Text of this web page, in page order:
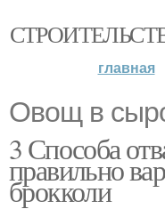
главная
Овощ в
3 Способа
правильно
брокколи